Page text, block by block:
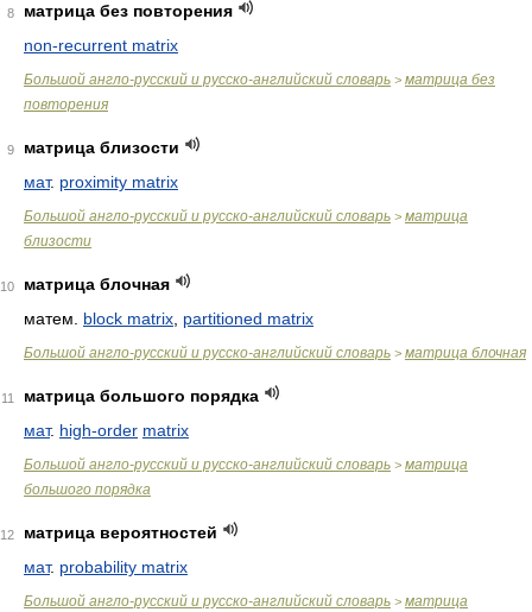
8
матрица без повторения
non-recurrent matrix
Большой англо-русский и русско-английский словарь > матрица без
повторения
9
матрица близости
мат. proximity matrix
Большой англо-русский и русско-английский словарь > матрица
близости
10
матрица блочная
матем. block matrix partitioned matrix
Большой англо-русский и русско-английский словарь > матрица блочная
11
матрица большого порядка
мат. high-order matrix
Большой англо-русский и русско-английский словарь > матрица
большого порядка
12
матрица вероятностей
мат. probability matrix
Большой англо-русский и русско-английский словарь > матрица